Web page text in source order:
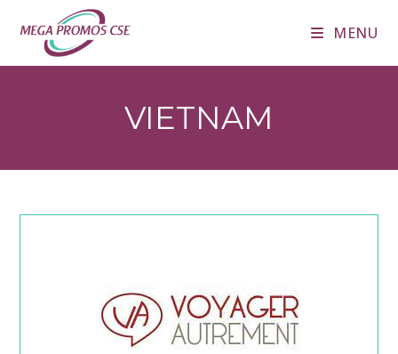
MENU
VIETNAM